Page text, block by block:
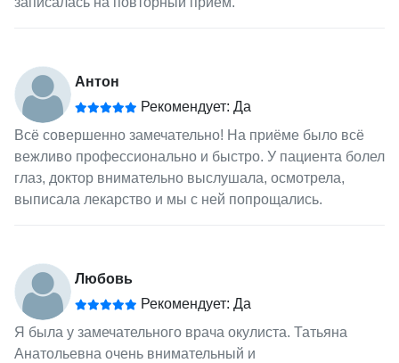
Антон
Рекомендует: Да
Всё совершенно замечательно! На приёме было всё
вежливо профессионально и быстро. У пациента болел
глаз, доктор внимательно выслушала, осмотрела,
выписала лекарство и мы с ней попрощались.
Любовь
Рекомендует: Да
Я была у замечательного врача окулиста. Татьяна
Анатольевна очень внимательный и